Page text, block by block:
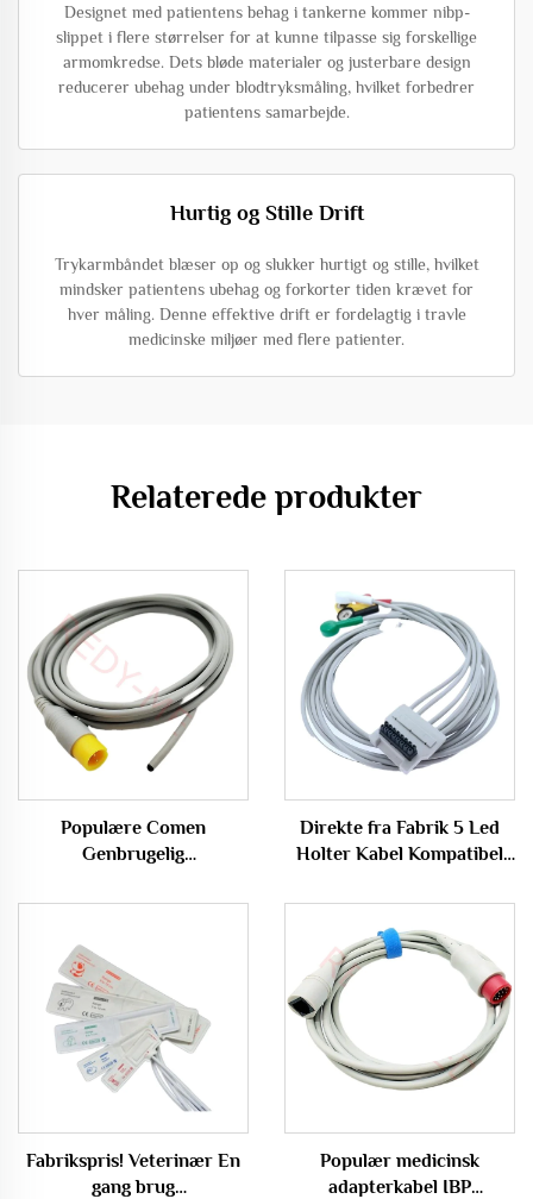
Designet med patientens behag i tankerne kommer nibp-
slippet i flere størrelser for at kunne tilpasse sig forskellige
armomkredse. Dets bløde materialer og justerbare design
reducerer ubehag under blodtryksmåling, hvilket forbedrer
patientens samarbejde.
Hurtig og Stille Drift
Trykarmbåndet blæser op og slukker hurtigt og stille, hvilket
mindsker patientens ubehag og forkorter tiden krævet for
hver måling. Denne effektive drift er fordelagtig i travle
medicinske miljøer med flere patienter.
Relaterede produkter
Populære Comen
Genbrugelig
Medicinsk Rektal
Direkte fra Fabrik 5 Led
Holter Kabel Kompatibel
Recorder
Fabrikspris! Veterinær En
gang brug
Populær medicinsk
adapterkabel IBP